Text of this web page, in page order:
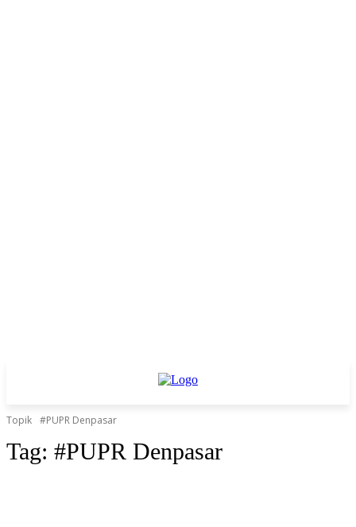
Topik #PUPR Denpasar
Tag: #PUPR Denpasar